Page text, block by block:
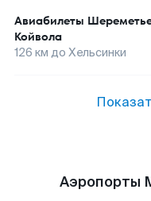
Авиабилеты
Койвола
126 км до Хельсинки
Аэропорты